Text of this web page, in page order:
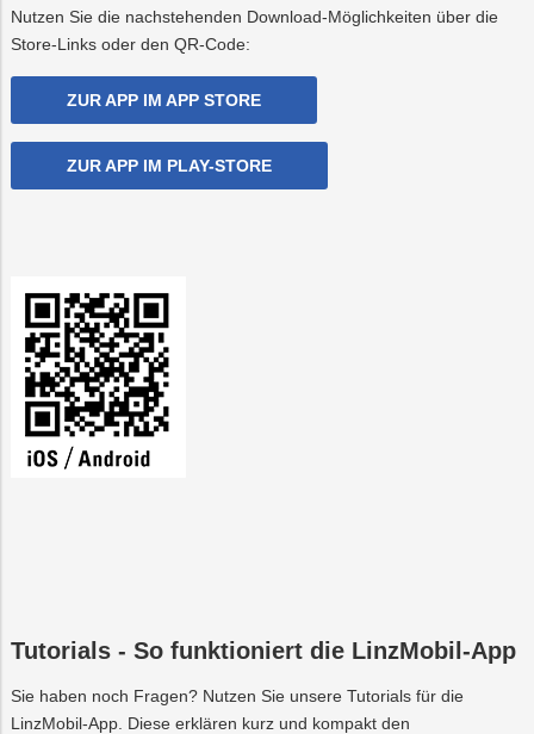
Nutzen Sie die nachstehenden Download-Möglichkeiten über die
Store-Links oder den QR-Code:
ZUR APP IM APP STORE
ZUR APP IM PLAY-STORE
Tutorials - So funktioniert die LinzMobil-App
Sie haben noch Fragen? Nutzen Sie unsere Tutorials für die
LinzMobil-App. Diese erklären kurz und kompakt den